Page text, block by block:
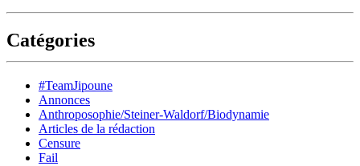
Catégories
#TeamJipoune
Annonces
Anthroposophie/Steiner-Waldorf/Biodynamie
Articles de la rédaction
Censure
Fail